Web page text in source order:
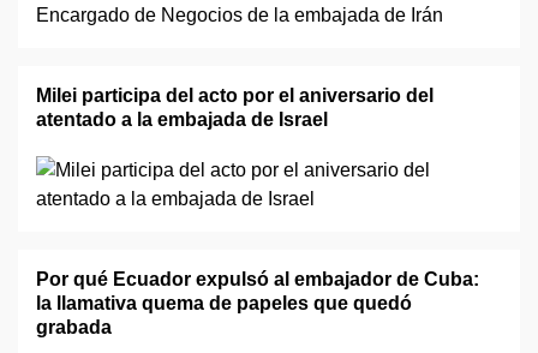
Milei participa del acto por el aniversario del
atentado a la embajada de Israel
Por qué Ecuador expulsó al embajador de Cuba:
la llamativa quema de papeles que quedó
grabada